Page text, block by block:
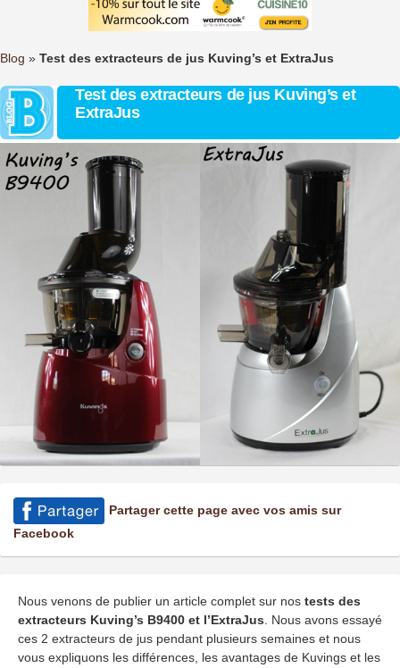
Blog » Test des extracteurs de jus Kuving’s et ExtraJus
Test des extracteurs de jus Kuving’s et
ExtraJus
Partager cette page avec vos amis sur
Facebook
Nous venons de publier un article complet sur nos tests des
extracteurs Kuving’s B9400 et l’ExtraJus . Nous avons essayé
ces 2 extracteurs de jus pendant plusieurs semaines et nous
vous expliquons les différences, les avantages de Kuvings et les